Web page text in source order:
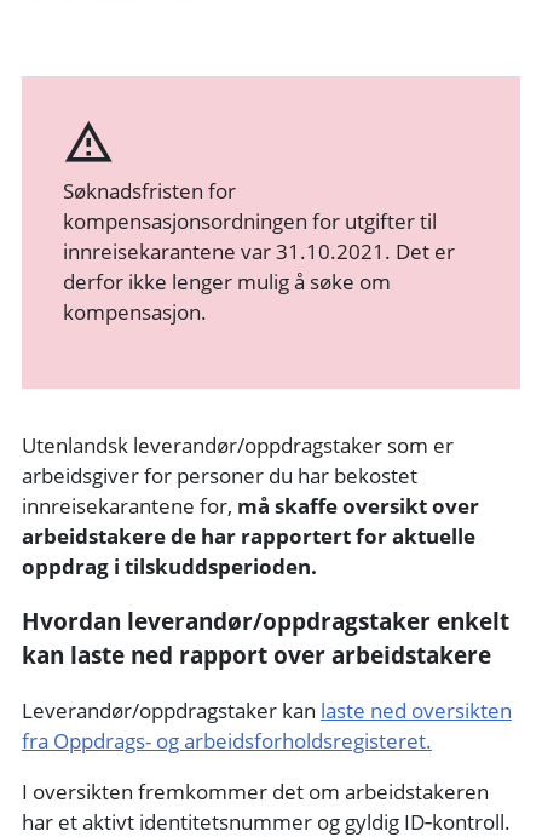
Søknadsfristen for
kompensasjonsordningen for utgifter til
innreisekarantene var 31.10.2021. Det er
derfor ikke lenger mulig å søke om
kompensasjon.
Utenlandsk leverandør/oppdragstaker som er
arbeidsgiver for personer du har bekostet
innreisekarantene for, må skaffe oversikt over
arbeidstakere de har rapportert for aktuelle
oppdrag i tilskuddsperioden.
Hvordan leverandør/oppdragstaker enkelt
kan laste ned rapport over arbeidstakere
Leverandør/oppdragstaker kan laste ned oversikten
fra Oppdrags- og arbeidsforholdsregisteret.
I oversikten fremkommer det om arbeidstakeren
har et aktivt identitetsnummer og gyldig ID‑kontroll.